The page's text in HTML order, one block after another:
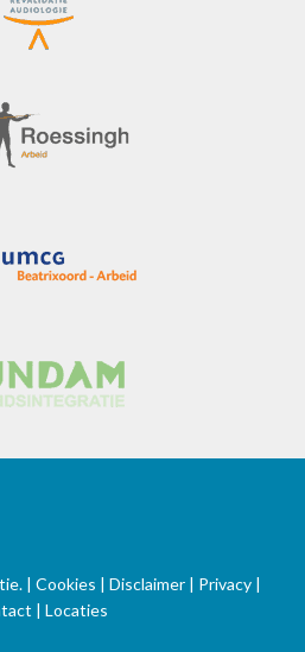
|Cookies | Disclaimer | Privacy |
| Locaties